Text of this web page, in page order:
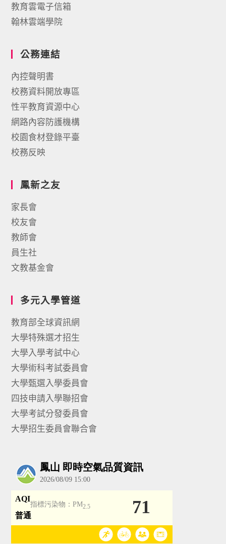
教育雲電子信箱
翰林雲端學院
公務連結
內控聲明書
校務資料開放專區
性平教育資源中心
網路內容防護機構
校園食材登錄平臺
校務反映
鳳新之友
家長會
校友會
教師會
員生社
文教基金會
多元入學管道
教育部全球資訊網
大學特殊選才招生
大學入學考試中心
大學術科考試委員會
大學甄選入學委員會
四技申請入學聯招會
大學考試分發委員會
大學招生委員會聯合會